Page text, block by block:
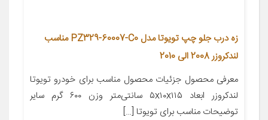
زه درب جلو چپ تویوتا مدل PZ329-60007-C0 مناسب
لندکروزر 2008 الی 2010
معرفی محصول جزئیات محصول مناسب برای خودرو تویوتا
لندکروزر ابعاد ۵x۱۰x۱۱۵ سانتی‌متر وزن ۶۰۰ گرم سایر
توضیحات مناسب برای تویوتا […]